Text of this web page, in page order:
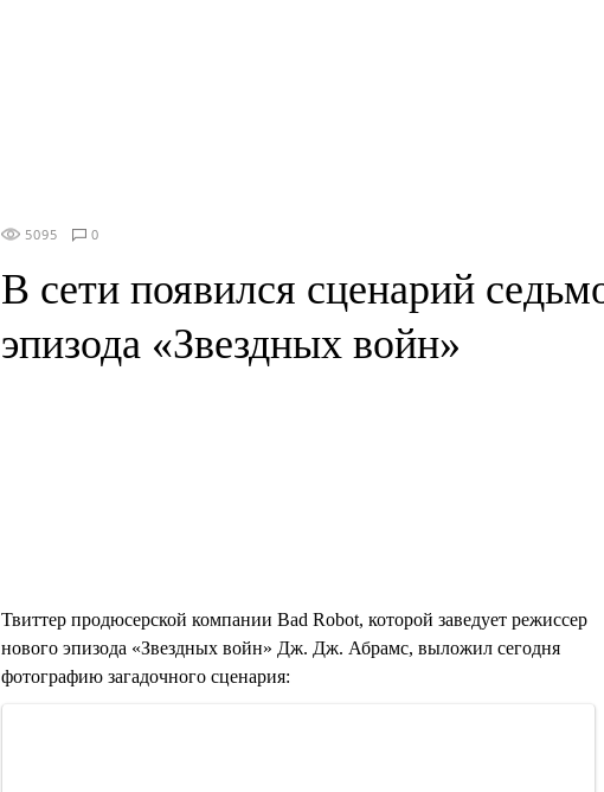
5095 0
В сети появился сценарий
эпизода «Звездных войн»
Твиттер продюсерской компании Bad Robot, которой заведует режиссер
нового эпизода «Звездных войн» Дж. Дж. Абрамс, выложил сегодня
фотографию загадочного сценария: